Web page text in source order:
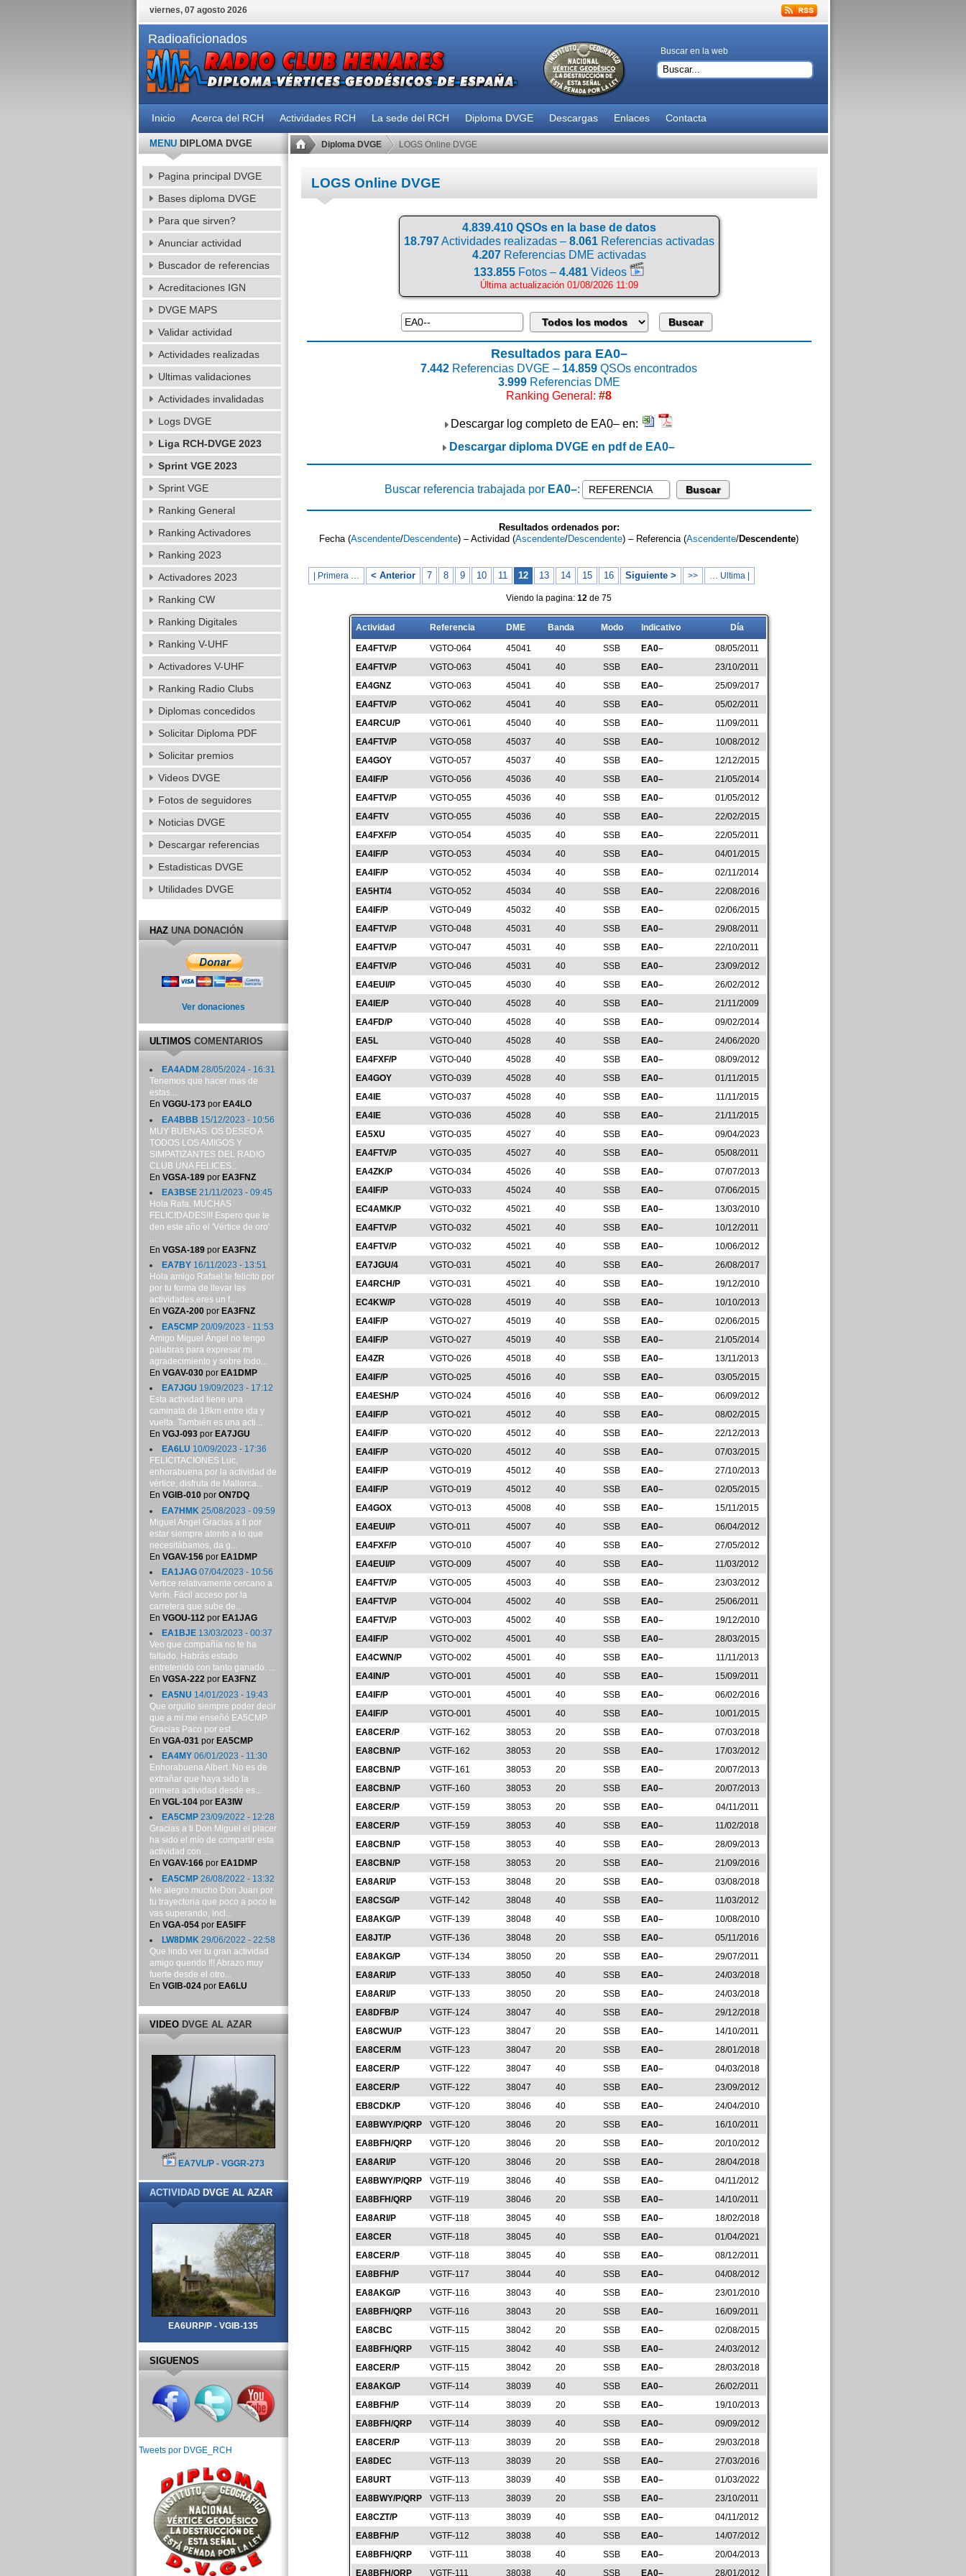
viernes, 07 agosto 2026
Radioaficionados
Buscar en la web
Inicio Acerca del RCH Actividades RCH La sede del RCH Diploma DVGE Descargas Enlaces Contacta
Diploma DVGE LOGS Online DVGE
LOGS Online DVGE
4.839.410 QSOs en la base de datos
18.797Actividades realizadas – 8.061Referencias activadas
4.207Referencias DME activadas
133.855 Fotos – 4.481 Videos
Última actualización 01/08/2026 11:09
Resultados para EA0–
7.442 Referencias DVGE – 14.859 QSOs encontrados
3.999Referencias DME
Ranking General: #8
Descargar log completo de EA0– en:
Descargar diploma DVGE en pdf de EA0–
Buscar referencia trabajada por EA0–:
Resultados ordenados por:
Fecha (Ascendente/Descendente) – Actividad (Ascendente/Descendente) – Referencia (Ascendente/Descendente)
| Primera … < Anterior 7 8 9 10 11 12 13 14 15 16 Siguiente > >> … Ultima |
Viendo la pagina: 12 de 75
Actividad Referencia DME Banda Modo Indicativo Día
EA4FTV/P VGTO-064 45041 40 SSB EA0–
08/05/2011
EA4FTV/P
VGTO-063 45041 40 SSB EA0–
23/10/2011
EA4GNZ
VGTO-063 45041 40 SSB EA0–
25/09/2017
EA4FTV/P
VGTO-062 45041 40 SSB EA0–
05/02/2011
EA4RCU/P
VGTO-061 45040 40 SSB EA0–
11/09/2011
EA4FTV/P
VGTO-058 45037 40 SSB EA0–
10/08/2012
EA4GOY
VGTO-057 45037 40 SSB EA0–
12/12/2015
EA4IF/P
VGTO-056 45036 40 SSB EA0–
21/05/2014
EA4FTV/P
VGTO-055 45036 40 SSB EA0–
01/05/2012
EA4FTV
VGTO-055 45036 40 SSB EA0–
22/02/2015
EA4FXF/P
VGTO-054 45035 40 SSB EA0–
22/05/2011
EA4IF/P
VGTO-053 45034 40 SSB EA0–
04/01/2015
EA4IF/P
VGTO-052 45034 40 SSB EA0–
02/11/2014
EA5HT/4
VGTO-052 45034 40 SSB EA0–
22/08/2016
EA4IF/P
VGTO-049 45032 40 SSB EA0–
02/06/2015
EA4FTV/P
VGTO-048 45031 40 SSB EA0–
29/08/2011
EA4FTV/P
VGTO-047 45031 40 SSB EA0–
22/10/2011
EA4FTV/P
VGTO-046 45031 40 SSB EA0–
23/09/2012
EA4EUI/P
VGTO-045 45030 40 SSB EA0–
26/02/2012
EA4IE/P
VGTO-040 45028 40 SSB EA0–
21/11/2009
EA4FD/P
VGTO-040 45028 40 SSB EA0–
09/02/2014
EA5L
VGTO-040 45028 40 SSB EA0–
24/06/2020
EA4FXF/P
VGTO-040 45028 40 SSB EA0–
08/09/2012
EA4GOY
VGTO-039 45028 40 SSB EA0–
01/11/2015
EA4IE
VGTO-037 45028 40 SSB EA0–
11/11/2015
EA4IE
VGTO-036 45028 40 SSB EA0–
21/11/2015
EA5XU
VGTO-035 45027 40 SSB EA0–
09/04/2023
EA4FTV/P
VGTO-035 45027 40 SSB EA0–
05/08/2011
EA4ZK/P
VGTO-034 45026 40 SSB EA0–
07/07/2013
EA4IF/P
VGTO-033 45024 40 SSB EA0–
07/06/2015
EC4AMK/P
VGTO-032 45021 40 SSB EA0–
13/03/2010
EA4FTV/P
VGTO-032 45021 40 SSB EA0–
10/12/2011
EA4FTV/P
VGTO-032 45021 40 SSB EA0–
10/06/2012
EA7JGU/4
VGTO-031 45021 40 SSB EA0–
26/08/2017
EA4RCH/P
VGTO-031 45021 40 SSB EA0–
19/12/2010
EC4KW/P
VGTO-028 45019 40 SSB EA0–
10/10/2013
EA4IF/P
VGTO-027 45019 40 SSB EA0–
02/06/2015
EA4IF/P
VGTO-027 45019 40 SSB EA0–
21/05/2014
EA4ZR
VGTO-026 45018 40 SSB EA0–
13/11/2013
EA4IF/P
VGTO-025 45016 40 SSB EA0–
03/05/2015
EA4ESH/P
VGTO-024 45016 40 SSB EA0–
06/09/2012
EA4IF/P
VGTO-021 45012 40 SSB EA0–
08/02/2015
EA4IF/P
VGTO-020 45012 40 SSB EA0–
22/12/2013
EA4IF/P
VGTO-020 45012 40 SSB EA0–
07/03/2015
EA4IF/P
VGTO-019 45012 40 SSB EA0–
27/10/2013
EA4IF/P
VGTO-019 45012 40 SSB EA0–
02/05/2015
EA4GOX
VGTO-013 45008 40 SSB EA0–
15/11/2015
EA4EUI/P
VGTO-011 45007 40 SSB EA0–
06/04/2012
EA4FXF/P
VGTO-010 45007 40 SSB EA0–
27/05/2012
EA4EUI/P
VGTO-009 45007 40 SSB EA0–
11/03/2012
EA4FTV/P
VGTO-005 45003 40 SSB EA0–
23/03/2012
EA4FTV/P
VGTO-004 45002 40 SSB EA0–
25/06/2011
EA4FTV/P
VGTO-003 45002 40 SSB EA0–
19/12/2010
EA4IF/P
VGTO-002 45001 40 SSB EA0–
28/03/2015
EA4CWN/P
VGTO-002 45001 40 SSB EA0–
11/11/2013
EA4IN/P
VGTO-001 45001 40 SSB EA0–
15/09/2011
EA4IF/P
VGTO-001 45001 40 SSB EA0–
06/02/2016
EA4IF/P
VGTO-001 45001 40 SSB EA0–
10/01/2015
EA8CER/P
VGTF-162 38053 20 SSB EA0–
07/03/2018
EA8CBN/P
VGTF-162 38053 20 SSB EA0–
17/03/2012
EA8CBN/P
VGTF-161 38053 20 SSB EA0–
20/07/2013
EA8CBN/P
VGTF-160 38053 20 SSB EA0–
20/07/2013
EA8CER/P
VGTF-159 38053 20 SSB EA0–
04/11/2011
EA8CER/P
VGTF-159 38053 40 SSB EA0–
11/02/2018
EA8CBN/P
VGTF-158 38053 40 SSB EA0–
28/09/2013
EA8CBN/P
VGTF-158 38053 20 SSB EA0–
21/09/2016
EA8ARI/P
VGTF-153 38048 20 SSB EA0–
03/08/2018
EA8CSG/P
VGTF-142 38048 40 SSB EA0–
11/03/2012
EA8AKG/P
VGTF-139 38048 40 SSB EA0–
10/08/2010
EA8JT/P
VGTF-136 38048 20 SSB EA0–
05/11/2016
EA8AKG/P
VGTF-134 38050 20 SSB EA0–
29/07/2011
EA8ARI/P
VGTF-133 38050 40 SSB EA0–
24/03/2018
EA8ARI/P
VGTF-133 38050 20 SSB EA0–
24/03/2018
EA8DFB/P
VGTF-124 38047 40 SSB EA0–
29/12/2018
EA8CWU/P
VGTF-123 38047 20 SSB EA0–
14/10/2011
EA8CER/M
VGTF-123 38047 20 SSB EA0–
28/01/2018
EA8CER/P
VGTF-122 38047 40 SSB EA0–
04/03/2018
EA8CER/P
VGTF-122 38047 40 SSB EA0–
23/09/2012
EB8CDK/P
VGTF-120 38046 40 SSB EA0–
24/04/2010
EA8BWY/P/QRP
VGTF-120 38046 20 SSB EA0–
16/10/2011
EA8BFH/QRP
VGTF-120 38046 20 SSB EA0–
20/10/2012
EA8ARI/P
VGTF-120 38046 20 SSB EA0–
28/04/2018
EA8BWY/P/QRP
VGTF-119 38046 40 SSB EA0–
04/11/2012
EA8BFH/QRP
VGTF-119 38046 20 SSB EA0–
14/10/2011
EA8ARI/P
VGTF-118 38045 40 SSB EA0–
18/02/2018
EA8CER
VGTF-118 38045 40 SSB EA0–
01/04/2021
EA8CER/P
VGTF-118 38045 40 SSB EA0–
08/12/2011
EA8BFH/P
VGTF-117 38044 40 SSB EA0–
04/08/2012
EA8AKG/P
VGTF-116 38043 40 SSB EA0–
23/01/2010
EA8BFH/QRP
VGTF-116 38043 20 SSB EA0–
16/09/2011
EA8CBC
VGTF-115 38042 20 SSB EA0–
02/08/2015
EA8BFH/QRP
VGTF-115 38042 40 SSB EA0–
24/03/2012
EA8CER/P
VGTF-115 38042 20 SSB EA0–
28/03/2018
EA8AKG/P
VGTF-114 38039 40 SSB EA0–
26/02/2011
EA8BFH/P
VGTF-114 38039 20 SSB EA0–
19/10/2013
EA8BFH/QRP
VGTF-114 38039 40 SSB EA0–
09/09/2012
EA8CER/P
VGTF-113 38039 20 SSB EA0–
29/03/2018
EA8DEC
VGTF-113 38039 20 SSB EA0–
27/03/2016
EA8URT
VGTF-113 38039 40 SSB EA0–
01/03/2022
EA8BWY/P/QRP
VGTF-113 38039 20 SSB EA0–
23/10/2011
EA8CZT/P
VGTF-113 38039 40 SSB EA0–
04/11/2012
EA8BFH/P
VGTF-112 38038 40 SSB EA0–
14/07/2012
EA8BFH/QRP
VGTF-111 38038 40 SSB EA0–
20/04/2013
EA8BFH/QRP
VGTF-111 38038 40 SSB EA0– 28/01/2012
MENUDIPLOMA DVGE
Pagina principal DVGE
Bases diploma DVGE
Para que sirven?
Anunciar actividad
Buscador de referencias
Acreditaciones IGN
DVGE MAPS
Validar actividad
Actividades realizadas
Ultimas validaciones
Actividades invalidadas
Logs DVGE
Liga RCH-DVGE 2023
Sprint VGE 2023
Sprint VGE
Ranking General
Ranking Activadores
Ranking 2023
Activadores 2023
Ranking CW
Ranking Digitales
Ranking V-UHF
Activadores V-UHF
Ranking Radio Clubs
Diplomas concedidos
Solicitar Diploma PDF
Solicitar premios
Videos DVGE
Fotos de seguidores
Noticias DVGE
Descargar referencias
Estadisticas DVGE
Utilidades DVGE
HAZUNA DONACIÓN
Ver donaciones
ULTIMOSCOMENTARIOS
EA4ADM 28/05/2024 - 16:31
Tenemos que hacer mas de
estas....
En VGGU-173por EA4LO
EA4BBB 15/12/2023 - 10:56
MUY BUENAS. OS DESEO A
TODOS LOS AMIGOS Y
SIMPATIZANTES DEL RADIO
CLUB UNA FELICES...
En VGSA-189por EA3FNZ
EA3BSE21/11/2023 - 09:45
Hola Rafa. MUCHAS
FELICIDADES!!! Espero que te
den este año el 'Vértice de oro'
...
En VGSA-189por EA3FNZ
EA7BY16/11/2023 - 13:51
Hola amigo Rafael:te felicito por
por tu forma de llevar las
actividades,eres un f...
En VGZA-200por EA3FNZ
EA5CMP20/09/2023 - 11:53
Amigo Miguel Ángel no tengo
palabras para expresar mi
agradecimiento y sobre todo...
En VGAV-030por EA1DMP
EA7JGU 19/09/2023 - 17:12
Esta actividad tiene una
caminata de 18km entre ida y
vuelta. También es una acti...
En VGJ-093por EA7JGU
EA6LU 10/09/2023 - 17:36
FELICITACIONES Luc,
enhorabuena por la actividad de
vértice, disfruta de Mallorca...
En VGIB-010por ON7DQ
EA7HMK 25/08/2023 - 09:59
Miguel Angel Gracias a ti por
estar siempre atento a lo que
necesitábamos, da g...
En VGAV-156por EA1DMP
EA1JAG07/04/2023 - 10:56
Vertice relativamente cercano a
Verín. Fácil acceso por la
carretera que sube de...
En VGOU-112por EA1JAG
EA1BJE13/03/2023 - 00:37
Veo que compañía no te ha
faltado. Habrás estado
entretenido con tanto ganado. ...
En VGSA-222por EA3FNZ
EA5NU 14/01/2023 - 19:43
Que orgullo siempre poder decir
que a mí me enseñó EA5CMP.
Gracias Paco por est...
En VGA-031 por EA5CMP
EA4MY06/01/2023 - 11:30
Enhorabuena Albert. No es de
extrañar que haya sido la
primera actividad desde es...
En VGL-104por EA3IW
EA5CMP23/09/2022 - 12:28
Gracias a ti Don Miguel el placer
ha sido el mío de compartir esta
actividad con ...
En VGAV-166por EA1DMP
EA5CMP26/08/2022 - 13:32
Me alegro mucho Don Juan por
tu trayectoria que poco a poco te
vas superando, incl...
En VGA-054por EA5IFF
LW8DMK29/06/2022 - 22:58
Que lindo ver tu gran actividad
amigo querido !!! Abrazo muy
fuerte desde el otro...
En VGIB-024por EA6LU
VIDEODVGE AL AZAR
EA7VL/P - VGGR-273
ACTIVIDADDVGE AL AZAR
EA6URP/P - VGIB-135
SIGUENOS
Tweets por DVGE_RCH